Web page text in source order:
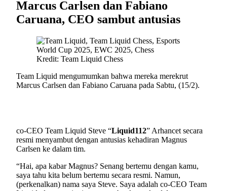
Marcus Carlsen dan Fabiano
Caruana, CEO sambut antusias
Kredit: Team Liquid Chess
Team Liquid mengumumkan bahwa mereka merekrut
Marcus Carlsen dan Fabiano Caruana pada Sabtu, (15/2).
co-CEO Team Liquid Steve “Liquid112” Arhancet secara
resmi menyambut dengan antusias kehadiran Magnus
Carlsen ke dalam tim.
“Hai, apa kabar Magnus? Senang bertemu dengan kamu,
saya tahu kita belum bertemu secara resmi. Namun,
(perkenalkan) nama saya Steve. Saya adalah co-CEO Team